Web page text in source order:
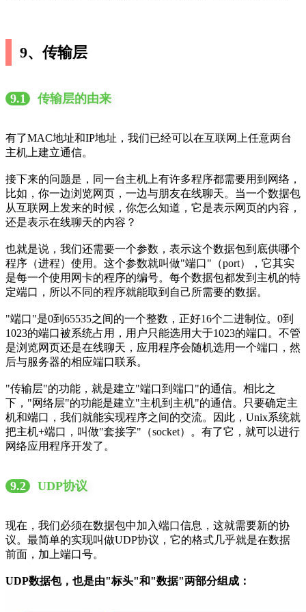
9、传输层
9.1 传输层的由来
有了MAC地址和IP地址，我们已经可以在互联网上任意两台
主机上建立通信。
接下来的问题是，同一台主机上有许多程序都需要用到网络，
比如，你一边浏览网页，一边与朋友在线聊天。当一个数据包
从互联网上发来的时候，你怎么知道，它是表示网页的内容，
还是表示在线聊天的内容？
也就是说，我们还需要一个参数，表示这个数据包到底供哪个
程序（进程）使用。这个参数就叫做"端口"（port），它其实
是每一个使用网卡的程序的编号。每个数据包都发到主机的特
定端口，所以不同的程序就能取到自己所需要的数据。
"端口"是0到65535之间的一个整数，正好16个二进制位。0到
1023的端口被系统占用，用户只能选用大于1023的端口。不管
是浏览网页还是在线聊天，应用程序会随机选用一个端口，然
后与服务器的相应端口联系。
"传输层"的功能，就是建立"端口到端口"的通信。相比之
下，"网络层"的功能是建立"主机到主机"的通信。只要确定主
机和端口，我们就能实现程序之间的交流。因此，Unix系统就
把主机+端口，叫做"套接字"（socket）。有了它，就可以进行
网络应用程序开发了。
9.2 UDP协议
现在，我们必须在数据包中加入端口信息，这就需要新的协
议。最简单的实现叫做UDP协议，它的格式几乎就是在数据
前面，加上端口号。
UDP数据包，也是由"标头"和"数据"两部分组成：